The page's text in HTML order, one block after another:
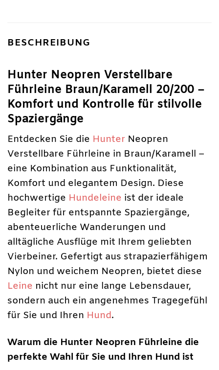
BESCHREIBUNG
Hunter Neopren Verstellbare
Führleine Braun/Karamell 20/200 –
Komfort und Kontrolle für stilvolle
Spaziergänge
Entdecken Sie die Hunter Neopren
Verstellbare Führleine in Braun/Karamell –
eine Kombination aus Funktionalität,
Komfort und elegantem Design. Diese
hochwertige Hundeleine ist der ideale
Begleiter für entspannte Spaziergänge,
abenteuerliche Wanderungen und
alltägliche Ausflüge mit Ihrem geliebten
Vierbeiner. Gefertigt aus strapazierfähigem
Nylon und weichem Neopren, bietet diese
Leine nicht nur eine lange Lebensdauer,
sondern auch ein angenehmes Tragegefühl
für Sie und Ihren Hund.
Warum die Hunter Neopren Führleine die
perfekte Wahl für Sie und Ihren Hund ist